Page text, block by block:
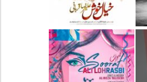
دانلود آهنگ جدید علیرضا
قربانی بنام خیال خوش